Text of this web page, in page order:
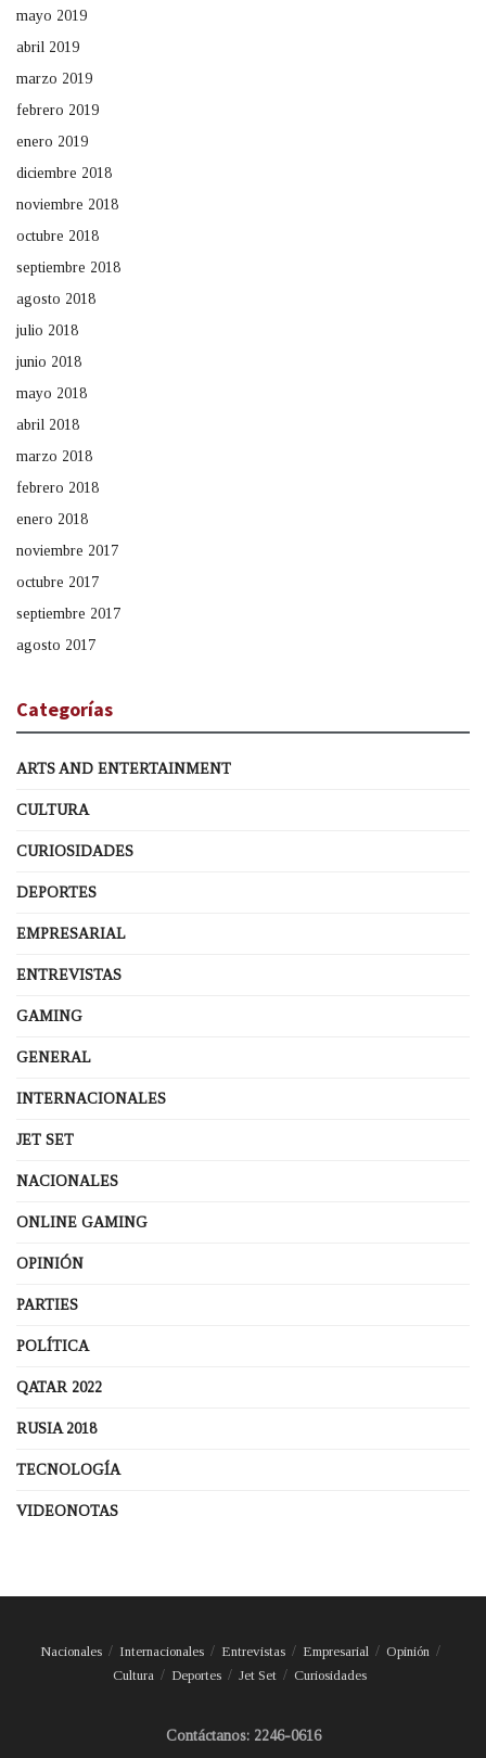
mayo 2019
abril 2019
marzo 2019
febrero 2019
enero 2019
diciembre 2018
noviembre 2018
octubre 2018
septiembre 2018
agosto 2018
julio 2018
junio 2018
mayo 2018
abril 2018
marzo 2018
febrero 2018
enero 2018
noviembre 2017
octubre 2017
septiembre 2017
agosto 2017
Categorías
ARTS AND ENTERTAINMENT
CULTURA
CURIOSIDADES
DEPORTES
EMPRESARIAL
ENTREVISTAS
GAMING
GENERAL
INTERNACIONALES
JET SET
NACIONALES
ONLINE GAMING
OPINIÓN
PARTIES
POLÍTICA
QATAR 2022
RUSIA 2018
TECNOLOGÍA
VIDEONOTAS
Nacionales Internacionales Entrevistas Empresarial
Opinión
Cultura
Deportes Jet Set Curiosidades
Contáctanos: 2246-0616